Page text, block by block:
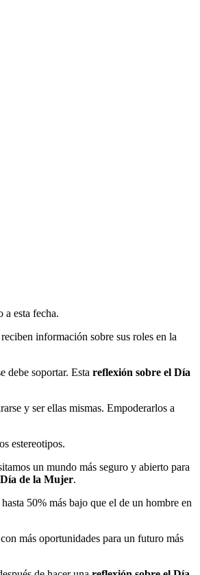
esta fecha.
información sobre sus roles en la
debe soportar. Esta reflexión sobre el Día
y ser ellas mismas. Empoderarlos a
estereotipos.
un mundo más seguro y abierto para
de la Mujer.
50% más bajo que el de un hombre en
más oportunidades para un futuro más